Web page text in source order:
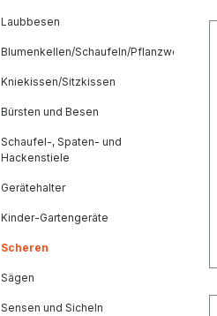
Laubbesen
Blumenkellen/Schaufeln/Pflanzwerkzeuge
Kniekissen/Sitzkissen
Bürsten und Besen
Schaufel-, Spaten- und
Hackenstiele
Gerätehalter
Kinder-Gartengeräte
Scheren
Sägen
Sensen und Sicheln